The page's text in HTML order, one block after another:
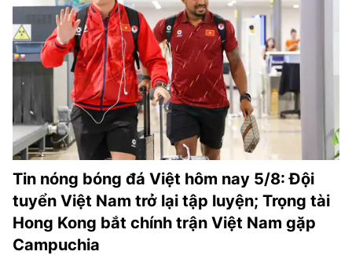
Tin nóng bóng đá Việt hôm nay 5/8: Đội
tuyển Việt Nam trở lại tập luyện; Trọng tài
Hong Kong bắt chính trận Việt Nam gặp
Campuchia